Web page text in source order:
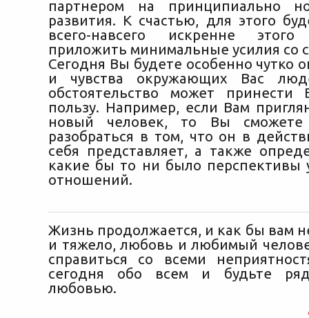
партнером на принципиально
развития. К счастью, для этого
всего-навсего искренне
приложить минимальные усилия со
Сегодня Вы будете особенно чутко
и чувства окружающих Вас
обстоятельство может принести
пользу. Например, если Вам
новый человек, то Вы сможете
разобраться в том, что он в
себя представляет, а также
какие бы то ни было перспективы
отношений.
Жизнь продолжается, и как бы вам
и тяжело, любовь и любимый
справиться со всеми
сегодня обо всем и будьте
любовью.